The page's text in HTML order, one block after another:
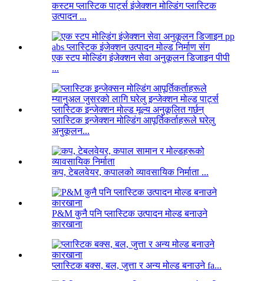
कस्टम प्लास्टिक पार्ट्स इंजेक्शन मोल्डिंग प्लास्टिक
उत्पादन ...
एक स्टप मोल्डिंग इंजेक्शन सेवा अनुकूलन डिजाइन पीपी
...
प्लास्टिक इन्जेक्शन मोल्डिंग आपूर्तिकर्ताहरूले घरेलु
अनुकूलन...
कप, टेबलवेयर, कपालको व्यावसायिक निर्माता ...
P&M कुनै पनि प्लास्टिक उत्पादन मोल्ड बनाउने
कारखाना
प्लास्टिक बक्स, बल, जुत्ता र अन्य मोल्ड बनाउने fa...